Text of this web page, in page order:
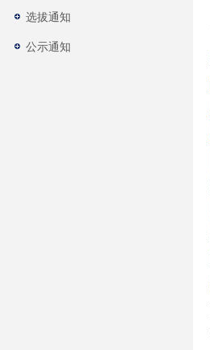
选拔通知
公示通知